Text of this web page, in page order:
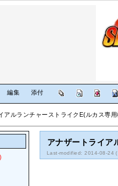
編集 添付
アルランチャーストライクE(ルカス専
アナザートライア
Last-modified: 2014-08-24